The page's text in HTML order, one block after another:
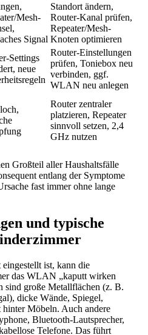
Mesh-
Signal
Standort ändern,
Router-Kanal prüfen,
Repeater/Mesh-
Knoten optimieren
Settings
neue
Router-Einstellungen
prüfen, Toniebox neu
verbinden, ggf.
WLAN neu anlegen
Router zentraler
platzieren, Repeater
sinnvoll setzen, 2,4
GHz nutzen
Großteil aller Haushaltsfälle
entlang der Symptome
fast immer ohne lange
und typische
ist, kann die
das WLAN „kaputt wirken
sind große Metallflächen (z. B.
dicke Wände, Spiegel,
Möbeln. Auch andere
Bluetooth-Lautsprecher,
Telefone. Das führt